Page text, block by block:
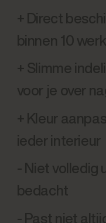
+ Direct
binnen 10
+ Slimme
voor je over
+ Kleur
ieder interieur
- Niet volledig
bedacht
- Past niet